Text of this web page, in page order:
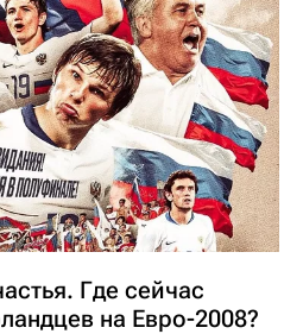
Где сейчас
на Евро-2008?